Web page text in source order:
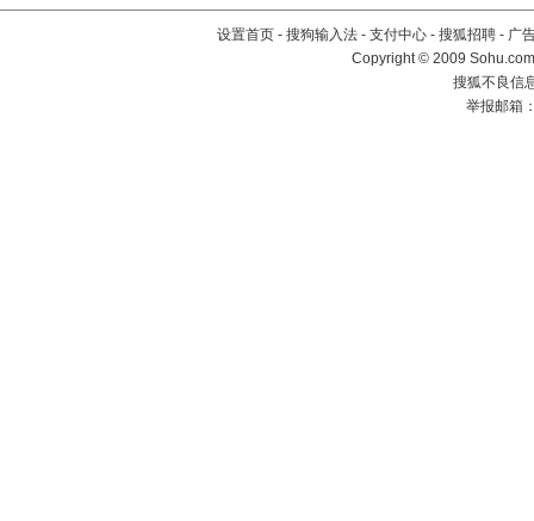
设置首页 - 搜狗输入法 - 支付中心 - 搜狐招聘 - 广
Copyright © 2009
搜狐不良信
举报邮箱